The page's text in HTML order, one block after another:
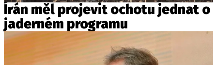
Írán měl projevit ochotu jednat o
jaderném programu